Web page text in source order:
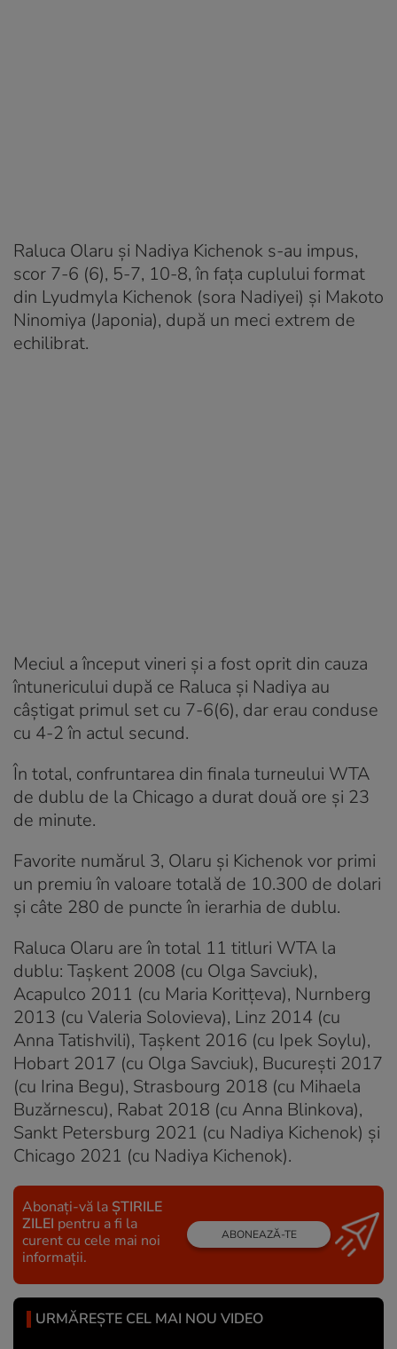
Raluca Olaru și Nadiya Kichenok s-au impus,
scor 7-6 (6), 5-7, 10-8, în fața cuplului format
din Lyudmyla Kichenok (sora Nadiyei) și Makoto
Ninomiya (Japonia), după un meci extrem de
echilibrat.
Meciul a început vineri și a fost oprit din cauza
întunericului după ce Raluca şi Nadiya au
câştigat primul set cu 7-6(6), dar erau conduse
cu 4-2 în actul secund.
În total, confruntarea din finala turneului WTA
de dublu de la Chicago a durat două ore și 23
de minute.
Favorite numărul 3, Olaru şi Kichenok vor primi
un premiu în valoare totală de 10.300 de dolari
şi câte 280 de puncte în ierarhia de dublu.
Raluca Olaru are în total 11 titluri WTA la
dublu: Taşkent 2008 (cu Olga Savciuk),
Acapulco 2011 (cu Maria Koritţeva), Nurnberg
2013 (cu Valeria Solovieva), Linz 2014 (cu
Anna Tatishvili), Taşkent 2016 (cu Ipek Soylu),
Hobart 2017 (cu Olga Savciuk), Bucureşti 2017
(cu Irina Begu), Strasbourg 2018 (cu Mihaela
Buzărnescu), Rabat 2018 (cu Anna Blinkova),
Sankt Petersburg 2021 (cu Nadiya Kichenok) și
Chicago 2021 (cu Nadiya Kichenok).
Abonați-vă la ȘTIRILE
ZILEI pentru a fi la
curent cu cele mai noi
informații.
ABONEAZĂ-TE
URMĂREȘTE CEL MAI NOU VIDEO